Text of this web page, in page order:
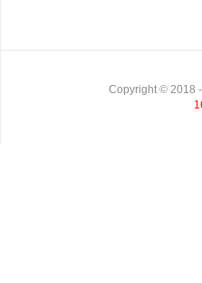
Copyright © 2018